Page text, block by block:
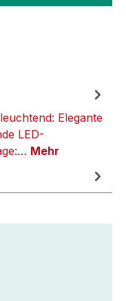
Elegante
LED-
Mehr